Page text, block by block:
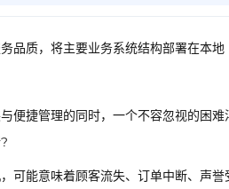
品质，将主要业务系统结构部署在本地
与便捷管理的同时，一个不容忽视的困
可能意味着顾客流失、订单中断、声